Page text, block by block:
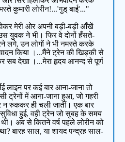
कुमारी लोरीन!...'गुड् बाई'..."
मेरी ओर अपनी बड़ी-बड़ी आँखें
युवक ने भी। फिर वे दोनों हँसते-
लगे, उन लोगों ने भी नमस्ते करके
किया ।...मैंने ट्रेन की खिड़की से
देखा ।...मेरा हृदय आनन्द से पूर्ण
लाइन पर कई बार आना-जाना तो
ट्रेनों में आना-जाना हुआ, जो गहरी
न रुककर ही चली जातीं। एक बार
हुई, वही ट्रेन जो सुबह के समय
अब से कितने वर्ष पहले लोरीन को
बारह साल, या शायद पन्द्रह साल-